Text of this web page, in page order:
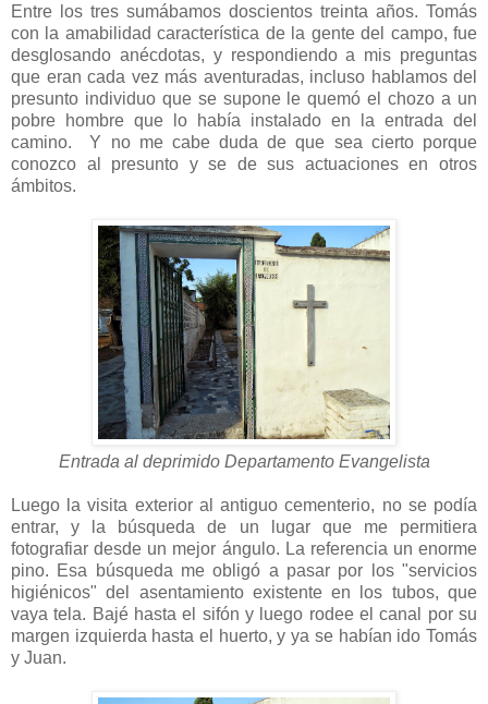
Entre los tres sumábamos doscientos treinta años. Tomás
con la amabilidad característica de la gente del campo, fue
desglosando anécdotas, y respondiendo a mis preguntas
que eran cada vez más aventuradas, incluso hablamos del
presunto individuo que se supone le quemó el chozo a un
pobre hombre que lo había instalado en la entrada del
camino. Y no me cabe duda de que sea cierto porque
conozco al presunto y se de sus actuaciones en otros
ámbitos.
Entrada al deprimido Departamento Evangelista
Luego la visita exterior al antiguo cementerio, no se podía
entrar, y la búsqueda de un lugar que me permitiera
fotografiar desde un mejor ángulo. La referencia un enorme
pino. Esa búsqueda me obligó a pasar por los "servicios
higiénicos" del asentamiento existente en los tubos, que
vaya tela. Bajé hasta el sifón y luego rodee el canal por su
margen izquierda hasta el huerto, y ya se habían ido Tomás
y Juan.